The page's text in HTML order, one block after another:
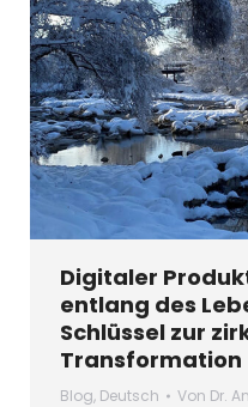
Digitaler
entlang des
Schlüssel zur
Transformation
Blog, Deutsch Von Dr.